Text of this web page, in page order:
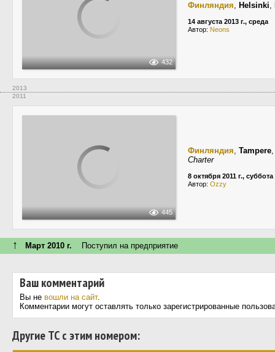
432
Финляндия, Helsinki,
14 августа 2013 г., среда
Автор: Neons
2013
2011
445
Финляндия, Tampere
Charter
8 октября 2011 г., суббота
Автор: Ozzy
↑ Март 2010 г. Поступил на предприятие
Ваш комментарий
Вы не вошли на сайт.
Комментарии могут оставлять только зарегистрированные
Другие ТС с этим номером: